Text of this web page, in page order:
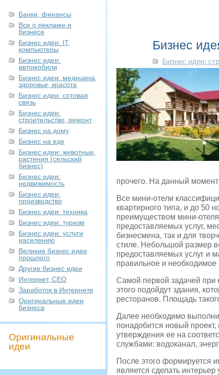
Банки, финансы
Все о рекламе и
бизнесе
Бизнес идеи: IT,
компьютеры
Бизнес идеи:
автомобили
Бизнес идеи: медицина,
здоровье, красота
Бизнес идеи: сотовая
связь
Бизнес идеи:
строительство, ремонт
Бизнес на дому
Бизнес на еде
Бизнес идеи: животные,
растения (сельский
бизнес)
Бизнес идеи:
недвижимость
Бизнес идеи:
производство
Бизнес идеи: техника
Бизнес идеи: туризм
Бизнес идеи: услуги
населению
Великие бизнес идеи
прошлого
Другие бизнес идеи
Интернет, СЕО
Заработок в Интернете
Оригинальные идеи
бизнеса
Оригинальные
идеи
Бизнес
Бизнес идеи:
прочего. На данный момент
Все мини-отели
квартирного типа, и до 50
преимуществом мини-
предоставляемых услуг,
бизнесмена, так и для
стиле. Небольшой размер
предоставляемых услуг и
правильное и необходимое
Самой первой задачей при
этого подойдут здания,
ресторанов. Площадь
Далее необходимо
понадобится новый
утверждения ее на
службами: водоканал,
После этого формируется
является сделать